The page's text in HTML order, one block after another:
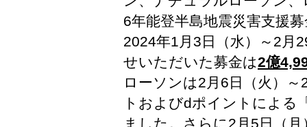
6年能登半島地震災害支援
2024年1月3日（水）～2月
せいただいた募金は2億
ローソンは2月6日（火）
トおよびdポイントによる
ました。さらに2月5日（